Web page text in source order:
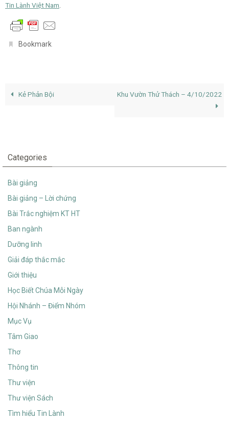
Tin Lành Việt Nam
Bookmark.
Kẻ Phản Bội Khu Vườn Thử Thách – 4/10/2022
Categories
Bài giảng
Bài giảng – Lời chứng
Bài Trắc nghiệm KT HT
Ban ngành
Dưỡng linh
Giải đáp thắc mắc
Giới thiệu
Học Biết Chúa Mỗi Ngày
Hội Nhánh – Điểm Nhóm
Mục Vụ
Tâm Giao
Thơ
Thông tin
Thư viện
Thư viện Sách
Tìm hiểu Tin Lành